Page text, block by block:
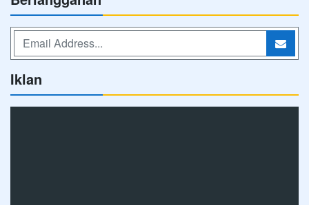
Iklan